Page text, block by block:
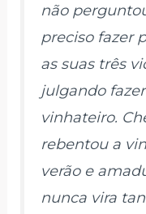
não
preciso fazer
as suas três
julgando
vinhateiro.
rebentou a
verão e
nunca vira